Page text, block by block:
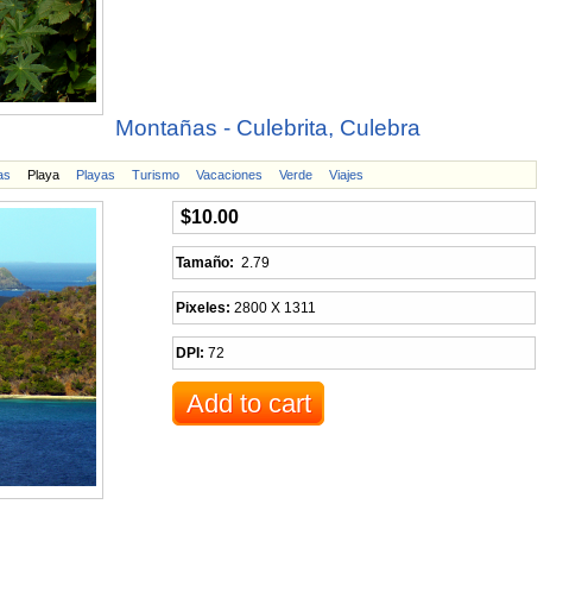
Montañas - Culebrita, Culebra
Playa Playas Turismo Vacaciones Verde Viajes
$10.00
Tamaño: 2.79
Pixeles: 2800 X 1311
DPI: 72